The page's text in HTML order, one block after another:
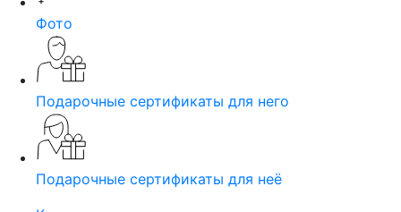
Фото
Подарочные сертификаты для него
Подарочные сертификаты для неё